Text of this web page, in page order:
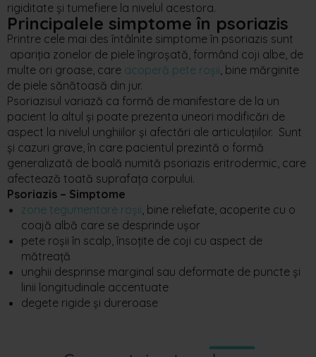
rigiditate și tumefiere la nivelul acestora.
Principalele simptome în psoriazis
Printre cele mai des întâlnite simptome în psoriazis sunt
apariția zonelor de piele îngroșată, formând coji albe, de
multe ori groase, care acoperă pete roșii, bine mărginite
de piele sănătoasă din jur.
Psoriazisul variază ca formă de manifestare de la un
pacient la altul și poate prezenta uneori modificări de
aspect la nivelul unghiilor și afectări ale articulațiilor. Sunt
și cazuri grave, în care pacientul prezintă o formă
generalizată de boală numită psoriazis eritrodermic, care
afectează toată suprafața corpului.
Psoriazis – Simptome
zone tegumentare roșii, bine reliefate, acoperite cu o
coajă albă care se desprinde ușor
pete roșii în scalp, însoțite de coji cu aspect de
mătreață
unghii desprinse marginal sau deformate de puncte și
linii longitudinale accentuate
degete rigide și dureroase